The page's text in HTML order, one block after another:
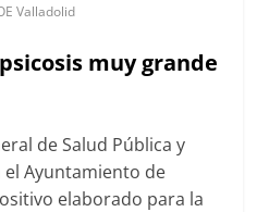
Valladolid
muy grande
de Salud Pública y
el Ayuntamiento de
elaborado para la